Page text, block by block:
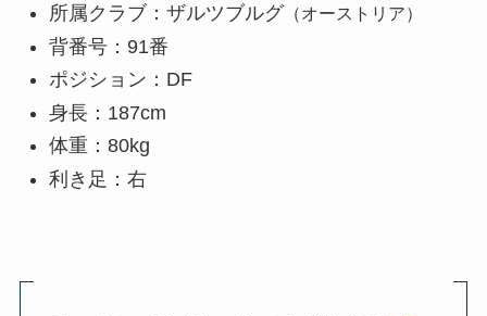
所属クラブ：ザルツブルグ（オーストリア）
背番号：91番
ポジション：DF
身長：187cm
体重：80kg
利き足：右